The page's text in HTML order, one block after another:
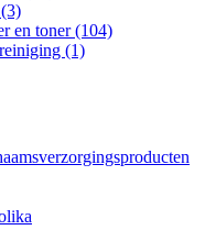
en toner (104)
(1)